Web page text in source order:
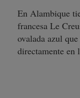
En Alambique
francesa Le
ovalada azul
directamente en